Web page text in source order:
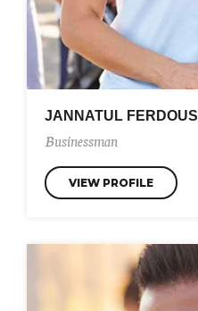
JANNATUL FERDOUS
Businessman
VIEW PROFILE